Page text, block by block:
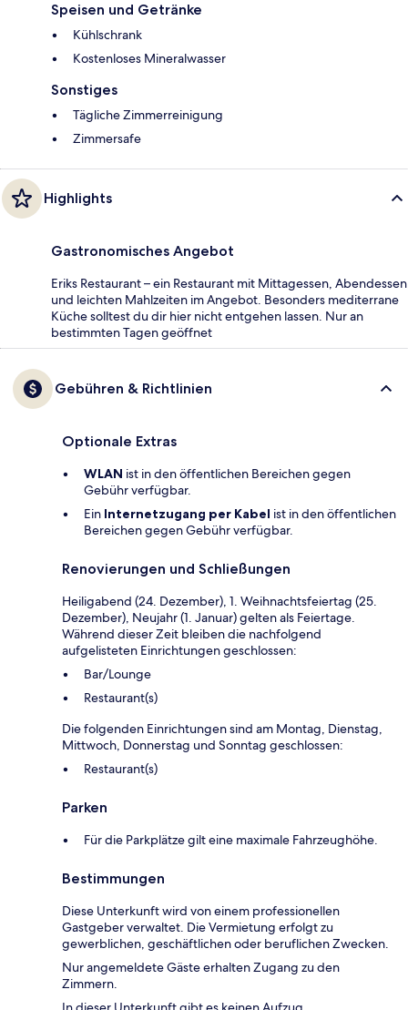
Speisen und Getränke
Kühlschrank
Kostenloses Mineralwasser
Sonstiges
Tägliche Zimmerreinigung
Zimmersafe
Highlights
Gastronomisches Angebot
Eriks Restaurant – ein Restaurant mit Mittagessen, Abendessen
und leichten Mahlzeiten im Angebot. Besonders mediterrane
Küche solltest du dir hier nicht entgehen lassen. Nur an
bestimmten Tagen geöffnet
Gebühren & Richtlinien
Optionale Extras
WLAN ist in den öffentlichen Bereichen gegen
Gebühr verfügbar.
Ein Internetzugang per Kabel ist in den öffentlichen
Bereichen gegen Gebühr verfügbar.
Renovierungen und Schließungen
Heiligabend (24. Dezember), 1. Weihnachtsfeiertag (25.
Dezember), Neujahr (1. Januar) gelten als Feiertage.
Während dieser Zeit bleiben die nachfolgend
aufgelisteten Einrichtungen geschlossen:
Bar/Lounge
Restaurant(s)
Die folgenden Einrichtungen sind am Montag, Dienstag,
Mittwoch, Donnerstag und Sonntag geschlossen:
Restaurant(s)
Parken
Für die Parkplätze gilt eine maximale Fahrzeughöhe.
Bestimmungen
Diese Unterkunft wird von einem professionellen
Gastgeber verwaltet. Die Vermietung erfolgt zu
gewerblichen, geschäftlichen oder beruflichen Zwecken.
Nur angemeldete Gäste erhalten Zugang zu den
Zimmern.